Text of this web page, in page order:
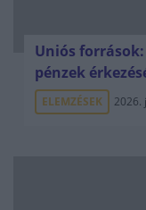
Uniós
pénzek
ELEMZÉSEK 2026.